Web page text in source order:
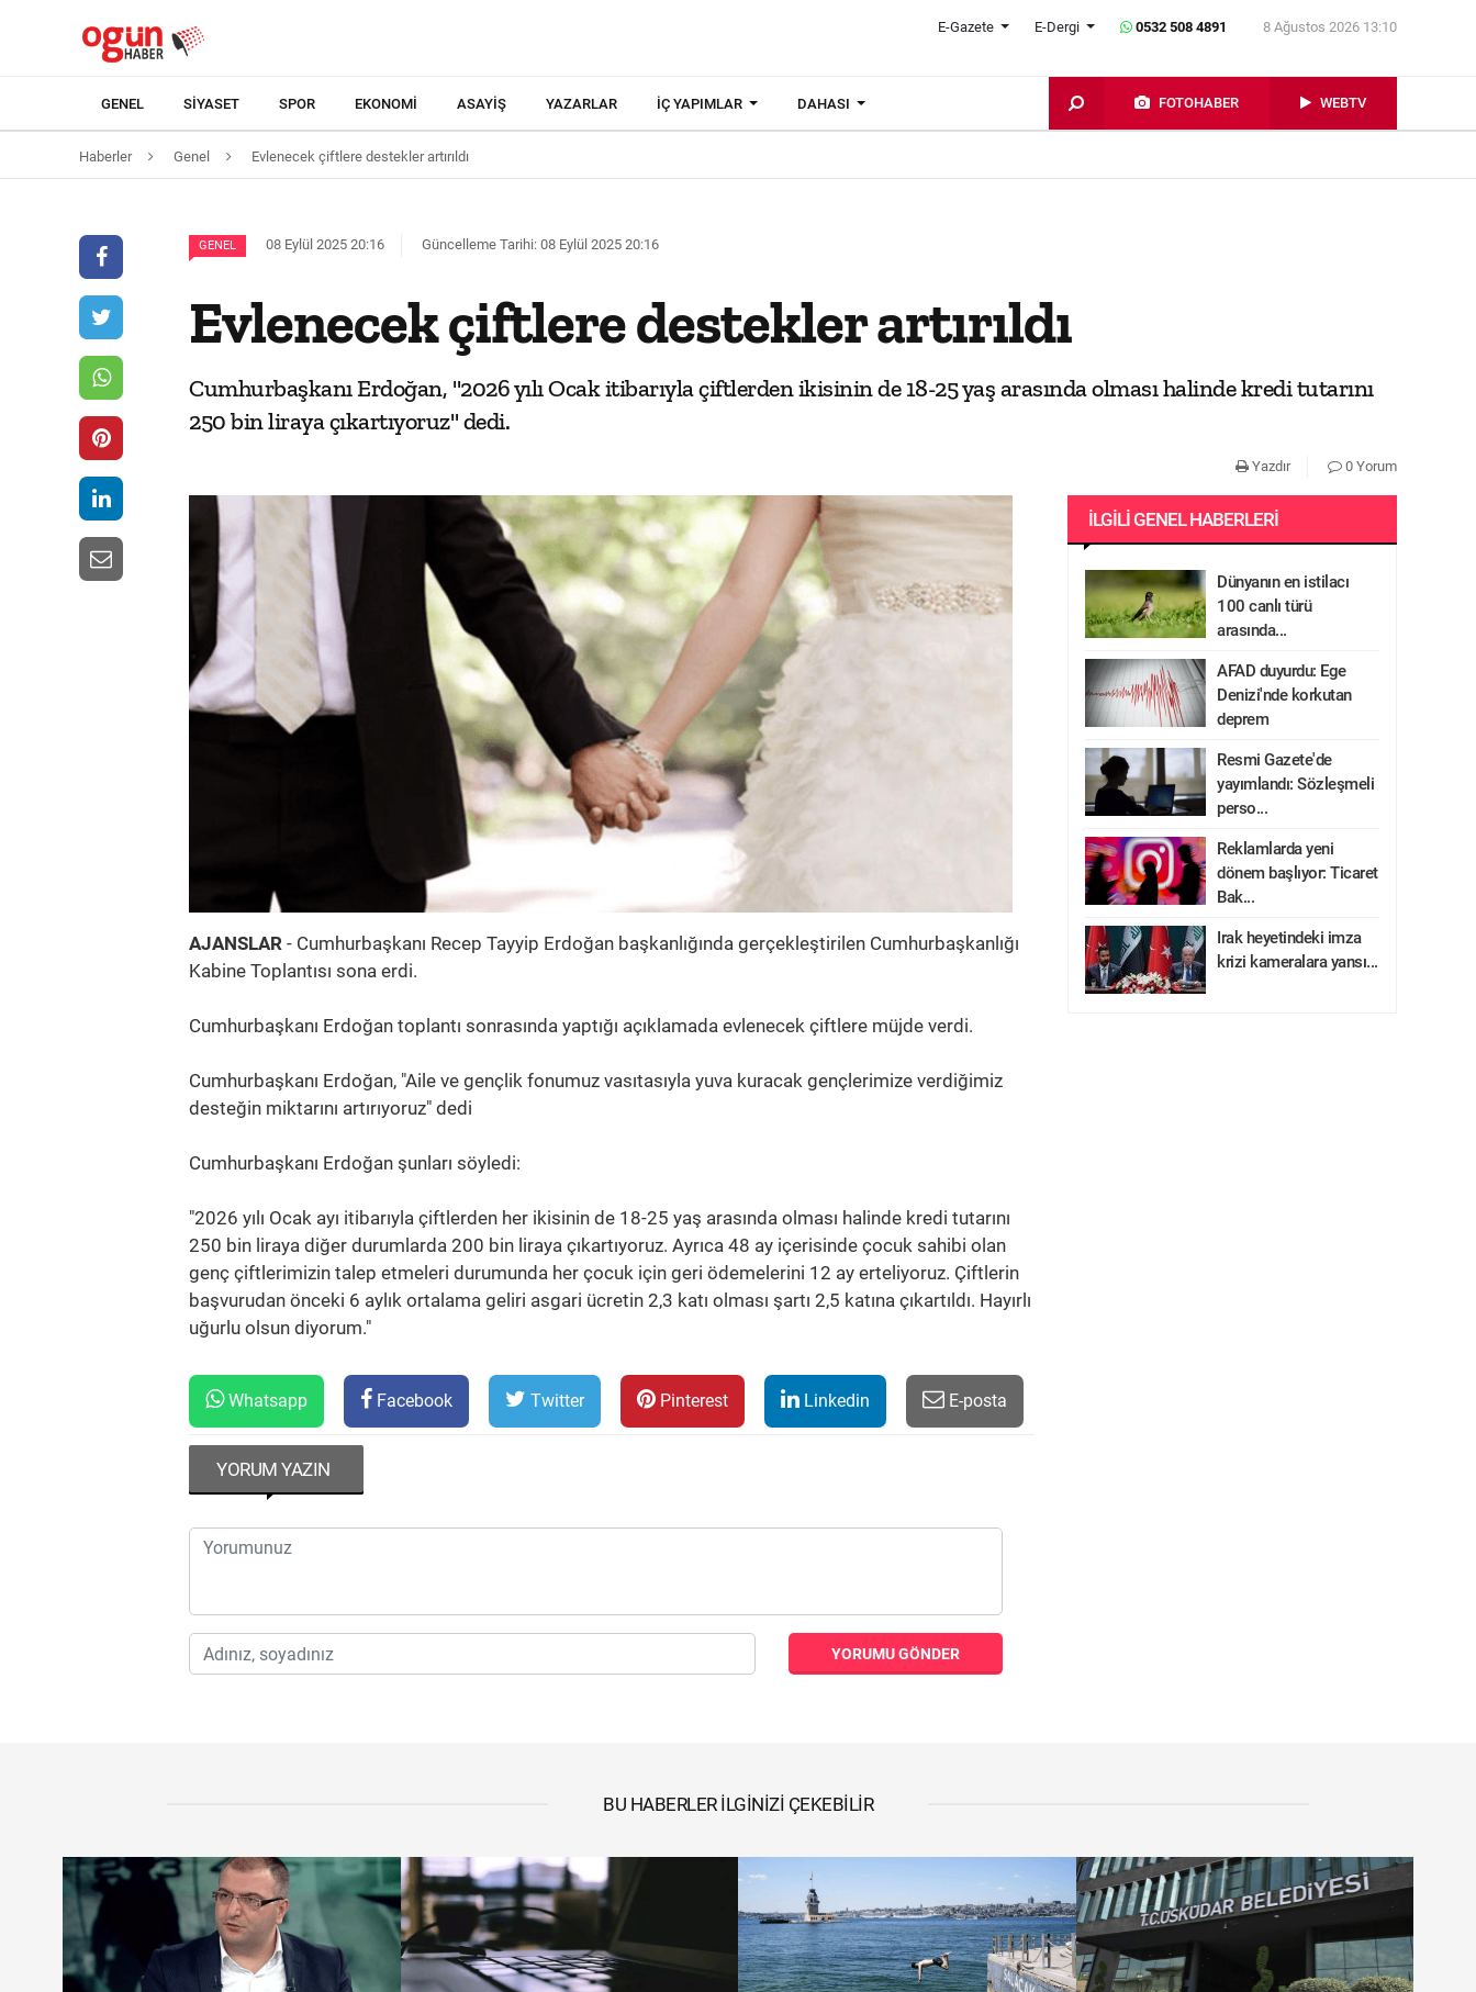
E-Gazete E-Dergi 0532 508 4891 8 Ağustos 2026 13:10
GENEL SIYASET SPOR EKONOMI ASAYIŞ YAZARLAR İÇ YAPIMLAR DAHASI FOTOHABER WEBTV
Haberler Genel Evlenecek çiftlere destekler artırıldı
GENEL 08 Eylül 2025 20:16 Güncelleme Tarihi: 08 Eylül 2025 20:16
Evlenecek çiftlere destekler artırıldı
Cumhurbaşkanı Erdoğan, "2026 yılı Ocak itibarıyla çiftlerden ikisinin de 18-25 yaş arasında olması halinde kredi tutarını
250 bin liraya çıkartıyoruz" dedi.
Yazdır 0 Yorum
AJANSLAR - Cumhurbaşkanı Recep Tayyip Erdoğan başkanlığında gerçekleştirilen Cumhurbaşkanlığı
Kabine Toplantısı sona erdi.
Cumhurbaşkanı Erdoğan toplantı sonrasında yaptığı açıklamada evlenecek çiftlere müjde verdi.
Cumhurbaşkanı Erdoğan, "Aile ve gençlik fonumuz vasıtasıyla yuva kuracak gençlerimize verdiğimiz
desteğin miktarını artırıyoruz" dedi
Cumhurbaşkanı Erdoğan şunları söyledi:
"2026 yılı Ocak ayı itibarıyla çiftlerden her ikisinin de 18-25 yaş arasında olması halinde kredi tutarını
250 bin liraya diğer durumlarda 200 bin liraya çıkartıyoruz. Ayrıca 48 ay içerisinde çocuk sahibi olan
genç çiftlerimizin talep etmeleri durumunda her çocuk için geri ödemelerini 12 ay erteliyoruz. Çiftlerin
başvurudan önceki 6 aylık ortalama geliri asgari ücretin 2,3 katı olması şartı 2,5 katına çıkartıldı. Hayırlı
uğurlu olsun diyorum."
Whatsapp Facebook Twitter Pinterest Linkedin E-posta
YORUM YAZIN
YORUMU GÖNDER
İLGILI GENEL HABERLERI
Dünyanın en istilacı
100 canlı türü
arasında...
AFAD duyurdu: Ege
Denizi'nde korkutan
deprem
Resmi Gazete'de
yayımlandı: Sözleşmeli
perso...
Reklamlarda yeni
dönem başlıyor: Ticaret
Bak...
Irak heyetindeki imza
krizi kameralara yansı...
BU HABERLER İLGINIZI ÇEKEBILIR